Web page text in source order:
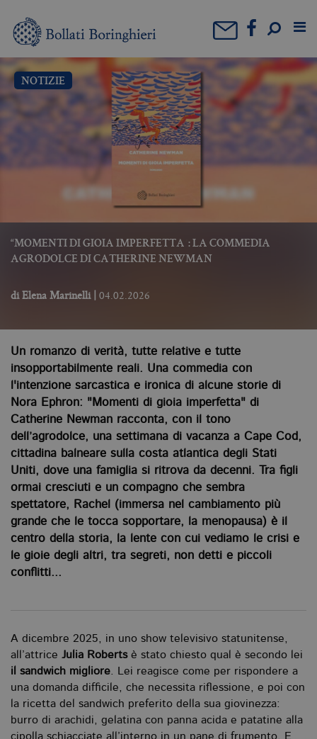
NOTIZIE
“MOMENTI DI GIOIA IMPERFETTA”: LA COMMEDIA
AGRODOLCE DI CATHERINE NEWMAN
diElena Marinelli| 04.02.2026
Un romanzo di verità, tutte relative e tutte
insopportabilmente reali. Una commedia con
l'intenzione sarcastica e ironica di alcune storie di
Nora Ephron: "Momenti di gioia imperfetta" di
Catherine Newman racconta, con il tono
dell’agrodolce, una settimana di vacanza a Cape Cod,
cittadina balneare sulla costa atlantica degli Stati
Uniti, dove una famiglia si ritrova da decenni. Tra figli
ormai cresciuti e un compagno che sembra
spettatore, Rachel (immersa nel cambiamento più
grande che le tocca sopportare, la menopausa) è il
centro della storia, la lente con cui vediamo le crisi e
le gioie degli altri, tra segreti, non detti e piccoli
conflitti...
A dicembre 2025, in uno show televisivo statunitense,
all’attrice Julia Robertsè stato chiesto qual è secondo lei
il sandwich migliore. Lei reagisce come per rispondere a
una domanda difficile, che necessita riflessione, e poi con
la ricetta del sandwich preferito della sua giovinezza:
burro di arachidi, gelatina con panna acida e patatine alla